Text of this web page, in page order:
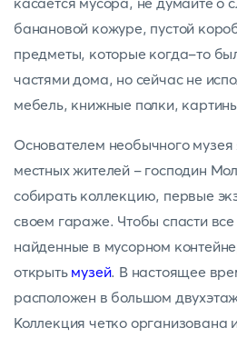
банановой кожуре, пустой
предметы, которые когда-то
частями дома, но сейчас не
мебель, книжные полки,
Основателем необычного музея
местных жителей - господин
собирать коллекцию, первые
своем гараже. Чтобы спасти
найденные в мусорном
открыть музей. В настоящее
расположен в большом
Коллекция четко организована